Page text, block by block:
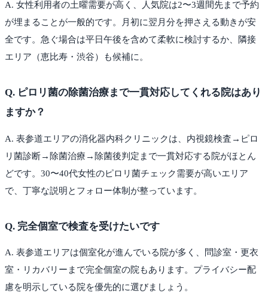
A. 女性利用者の土曜需要が高く、人気院は2〜3週間先まで予約
が埋まることが一般的です。月初に翌月分を押さえる動きが安
全です。急ぐ場合は平日午後を含めて柔軟に検討するか、隣接
エリア（恵比寿・渋谷）も候補に。
Q. ピロリ菌の除菌治療まで一貫対応してくれる院はあり
ますか？
A. 表参道エリアの消化器内科クリニックは、内視鏡検査→ピロ
リ菌診断→除菌治療→除菌後判定まで一貫対応する院がほとん
どです。30〜40代女性のピロリ菌チェック需要が高いエリア
で、丁寧な説明とフォロー体制が整っています。
Q. 完全個室で検査を受けたいです
A. 表参道エリアは個室化が進んでいる院が多く、問診室・更衣
室・リカバリーまで完全個室の院もあります。プライバシー配
慮を明示している院を優先的に選びましょう。